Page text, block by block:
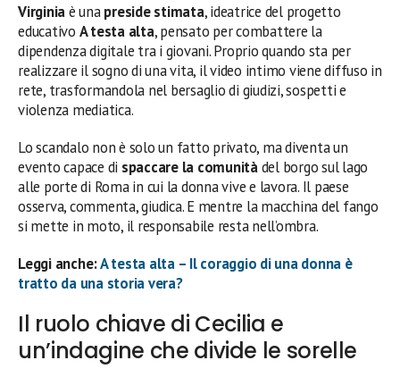
Virginiaè unapreside stimata, ideatrice del progetto
educativo A testa alta, pensato per combattere la
dipendenza digitale tra i giovani. Proprio quando sta per
realizzare il sogno di una vita, il video intimo viene diffuso in
rete, trasformandola nel bersaglio di giudizi, sospetti e
violenza mediatica.
Lo scandalo non è solo un fatto privato, ma diventa un
evento capace di spaccare la comunitàdel borgo sul lago
alle porte di Roma in cui la donna vive e lavora. Il paese
osserva, commenta, giudica. E mentre la macchina del fango
si mette in moto, il responsabile resta nell’ombra.
Leggi anche:A testa alta – Il coraggio di una donna è
tratto da una storia vera?
Il ruolo chiave di Cecilia e
un’indagine che divide le sorelle